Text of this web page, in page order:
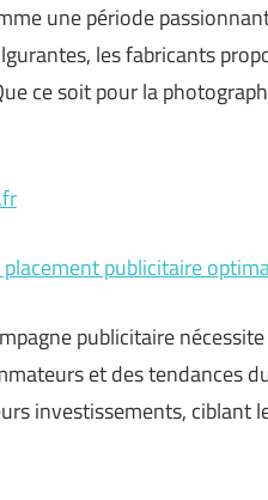
une période
les fabricants
ce soit pour la
publicitaire
publicitaire
et des tendances
investissements, ciblant